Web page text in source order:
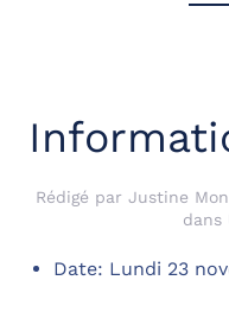
Rédigé par Justine
dans
Date: Lundi 23